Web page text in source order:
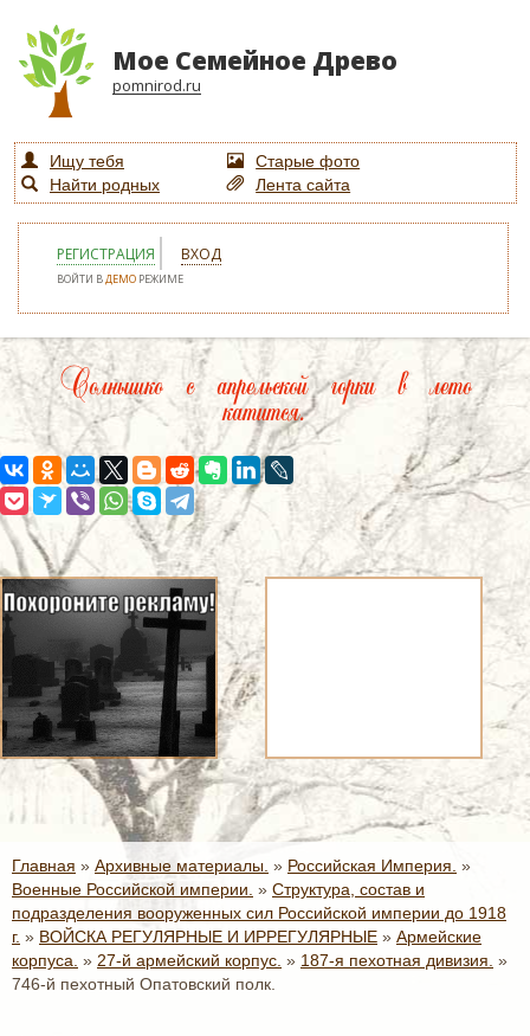
Мое Семейное Древо
pomnirod.ru
Ищу тебя
Старые фото
Найти родных
Лента сайта
РЕГИСТРАЦИЯ ВХОД
ВОЙТИ ВДЕМО РЕЖИМЕ
Солнышко с апрельской горки в лето
катится.
Главная » Архивные материалы. » Российская Империя. »
Военные Российской империи. » Структура, состав и
подразделения вооруженных сил Российской империи до 1918
г. » ВОЙСКА РЕГУЛЯРНЫЕ И ИРРЕГУЛЯРНЫЕ » Армейские
корпуса. » 27-й армейский корпус. » 187-я пехотная дивизия. »
746-й пехотный Опатовский полк.